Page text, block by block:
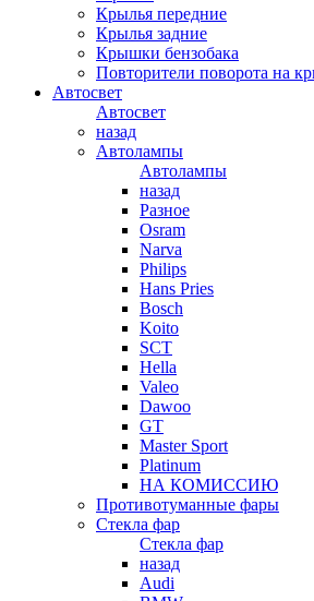
Крылья передние
Крылья задние
Крышки бензобака
Повторители поворота на
Автосвет
Автосвет
назад
Автолампы
Автолампы
назад
Разное
Osram
Narva
Philips
Hans Pries
Bosch
Koito
SCT
Hella
Valeo
Dawoo
GT
Master Sport
Platinum
НА КОМИССИЮ
Противотуманные фары
Стекла фар
Стекла фар
назад
Audi